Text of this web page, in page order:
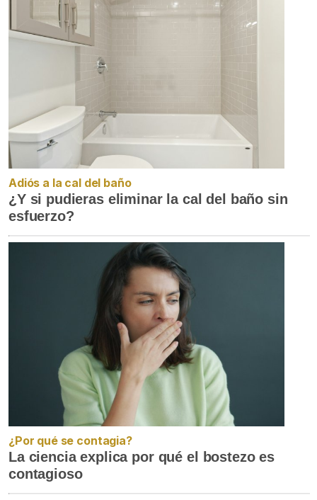
Adiós a la cal del baño
¿Y si pudieras eliminar la cal del baño sin
esfuerzo?
¿Por qué se contagia?
La ciencia explica por qué el bostezo es
contagioso